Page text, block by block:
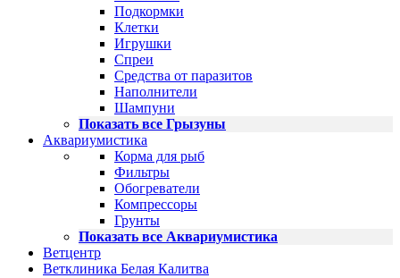
Подкормки
Клетки
Игрушки
Спреи
Средства от паразитов
Наполнители
Шампуни
Показать все Грызуны
Аквариумистика
Корма для рыб
Фильтры
Обогреватели
Компрессоры
Грунты
Показать все Аквариумистика
Ветцентр
Ветклиника Белая Калитва